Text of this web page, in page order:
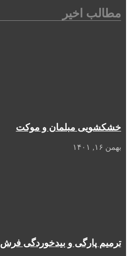
مطالب اخیر
خشکشویی مبلمان و موکت
بهمن ۱۶, ۱۴۰۱
ترمیم پارگی و بیدخوردگی فرش